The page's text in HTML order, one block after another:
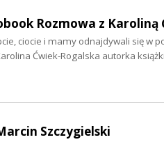
Rozmowa z Karoliną
ciocie i mamy odnajdywali się w
Ćwiek-Rogalska autorka
Szczygielski